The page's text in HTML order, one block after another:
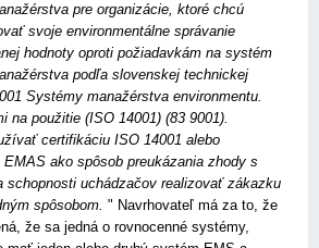
pre organizácie, ktoré chcú
svoje environmentálne správanie
hodnoty oproti požiadavkám na systém
podľa slovenskej technickej
Systémy manažérstva environmentu.
na použitie (ISO 14001) (83 9001).
certifikáciu ISO 14001 alebo
ako spôsob preukázania zhody s
schopnosti uchádzačov realizovať zákazku
spôsobom. " Navrhovateľ má za to, že
že sa jedná o rovnocenné systémy,